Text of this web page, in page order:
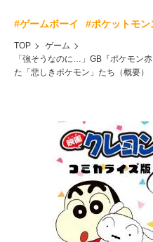
#ゲームボーイ #ポケットモン
TOP
ゲーム
「強そうなのに…」GB『ポケモン
た「悲しきポケモン」たち（概要）